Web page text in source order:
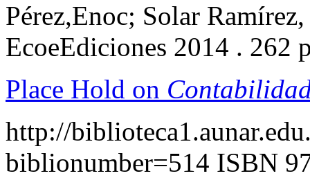
Pérez,Enoc; Solar
EcoeEdiciones 2014 . 262
Place Hold on
http://
biblionumber=514 ISBN